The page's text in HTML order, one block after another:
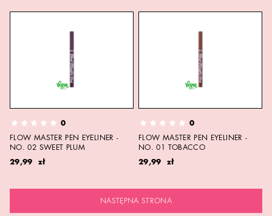
0
FLOW MASTER PEN EYELINER -
NO. 02 SWEET PLUM
29,99 zł
0
FLOW MASTER PEN EYELINER -
NO. 01 TOBACCO
29,99 zł
NASTĘPNA STRONA